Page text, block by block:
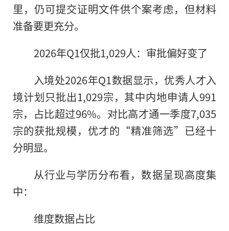
里，仍可提交证明文件供个案考虑，但材料
准备要更充分。
2026年Q1仅批1,029人：审批偏好变了
入境处2026年Q1数据显示，优秀人才入
境计划只批出1,029宗，其中内地申请人991
宗，占比超过96%。对比高才通一季度7,035
宗的获批规模，优才的“精准筛选”已经十
分明显。
从行业与学历分布看，数据呈现高度集
中：
维度数据占比